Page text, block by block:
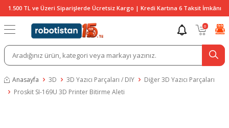
1.500 TL ve Üzeri Siparişlerde Ücretsiz Kargo | Kredi Kartına 6 Taksit İmkânı
0
Anasayfa 3D 3D Yazıcı Parçaları / DIY
Diğer 3D Yazıcı Parçaları
Proskit SI-169U 3D Printer Bitirme Aleti